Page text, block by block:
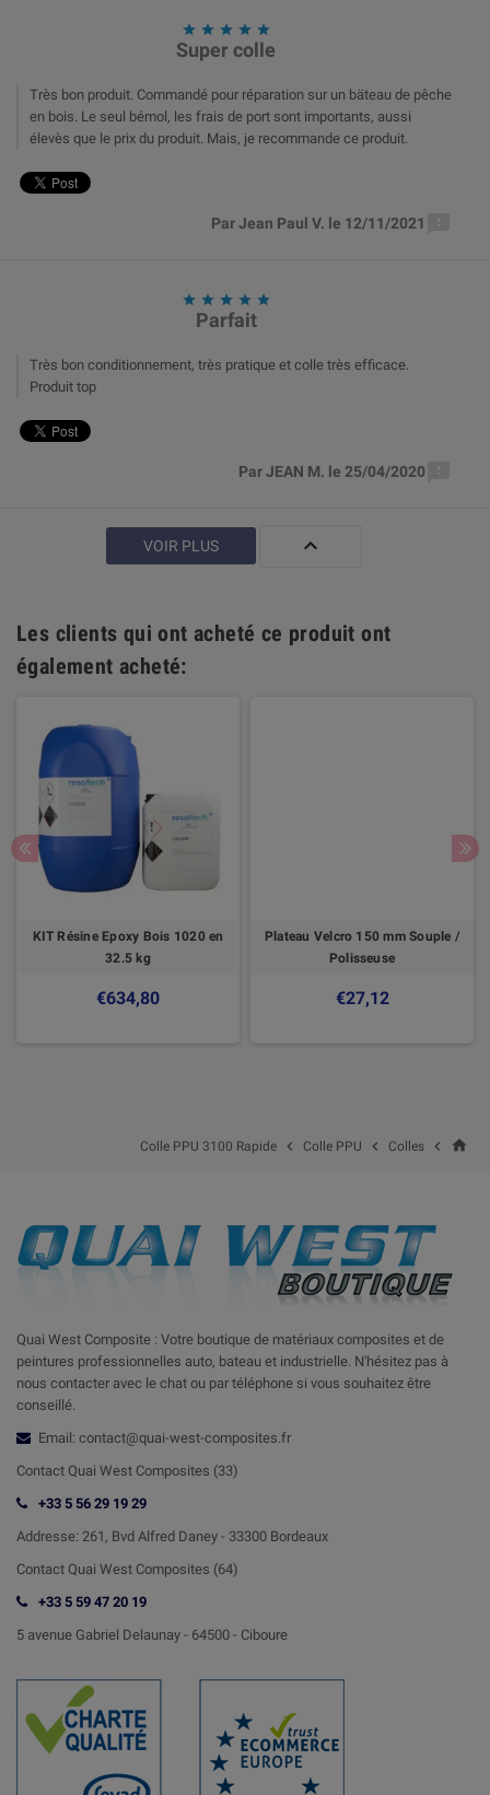
    
Super colle
Très bon produit. Commandé pour réparation sur un bäteau de pêche
en bois. Le seul bémol, les frais de port sont importants, aussi
élevès que le prix du produit. Mais, je recommande ce produit.
Par Jean Paul V. le 12/11/2021
    
Parfait
Très bon conditionnement, très pratique et colle très efficace.
Produit top
Par JEAN M. le 25/04/2020
VOIR PLUS 
Les clients qui ont acheté ce produit ont
également acheté:
KIT Résine Epoxy Bois 1020 en
32.5 kg
€634,80
Plateau Velcro 150 mm Souple /
Polisseuse
€27,12
home

Colles

Colle PPU

Colle PPU 3100 Rapide
Quai West Composite : Votre boutique de matériaux composites et de
peintures professionnelles auto, bateau et industrielle. N'hésitez pas à
nous contacter avec le chat ou par téléphone si vous souhaitez être
conseillé.
Email: contact@quai-west-composites.fr
Contact Quai West Composites (33)
+33 5 56 29 19 29
Addresse: 261, Bvd Alfred Daney - 33300 Bordeaux
Contact Quai West Composites (64)
+33 5 59 47 20 19
5 avenue Gabriel Delaunay - 64500 - Ciboure